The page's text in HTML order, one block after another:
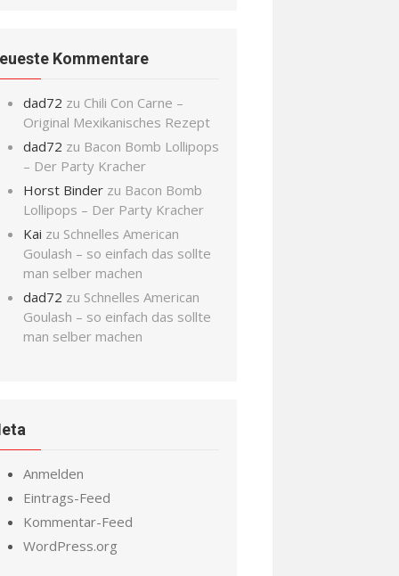
Kommentare
dad72 zu Chili Con Carne –
Original Mexikanisches Rezept
dad72 zu Bacon Bomb Lollipops
– Der Party Kracher
Horst Binder zu Bacon Bomb
Lollipops – Der Party Kracher
Kai zu Schnelles American
Goulash – so einfach das sollte
man selber machen
dad72 zu Schnelles American
Goulash – so einfach das sollte
man selber machen
Anmelden
Eintrags-Feed
Kommentar-Feed
WordPress.org